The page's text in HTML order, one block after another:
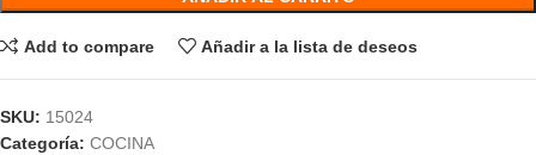
Add to compare Añadir a la lista de deseos
SKU: 15024
Categoría: COCINA